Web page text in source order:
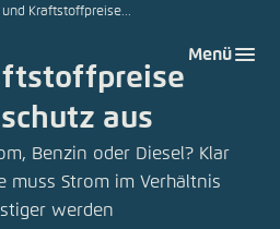
Menü
Kraftstoffpreise...
aus
Benzin oder Diesel? Klar
muss Strom im Verhältnis
werden
... und ... zu verwalten.
Webseite
Farbschema basierend
Wählen Sie aus,